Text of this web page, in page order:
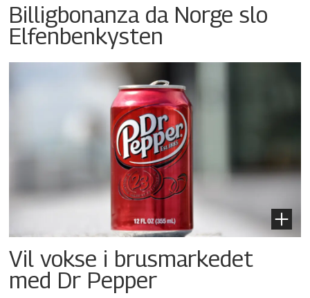
Billigbonanza da Norge slo
Elfenbenkysten
Vil vokse i brusmarkedet
med Dr Pepper